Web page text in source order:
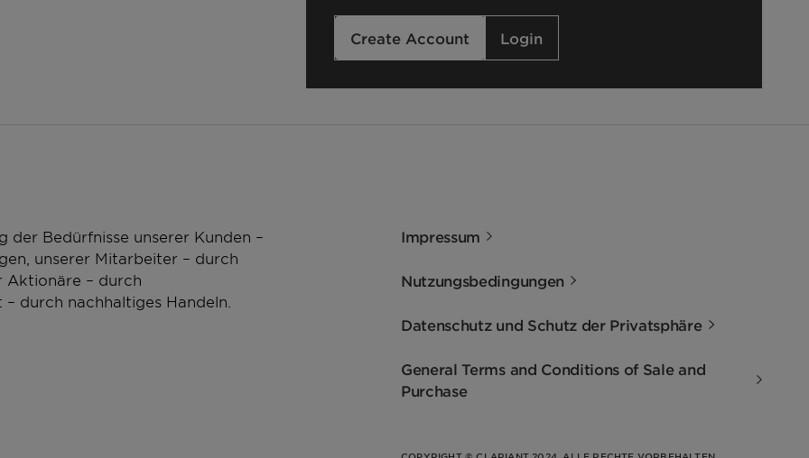
Create Account Login
Bedürfnisse unserer Kunden –
unserer Mitarbeiter – durch
Aktionäre – durch
durch nachhaltiges Handeln.
Impressum
Nutzungsbedingungen
Datenschutz und Schutz der Privatsphäre
General Terms and Conditions of Sale and
Purchase